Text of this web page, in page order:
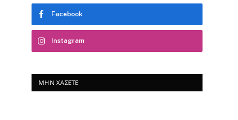
Facebook
Instagram
ΜΗΝ ΧΆΣΕΤΕ